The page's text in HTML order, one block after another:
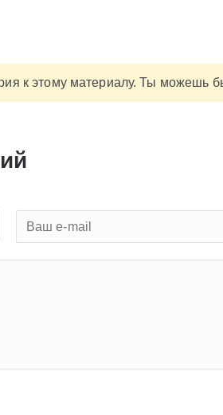
к этому материалу. Ты можешь